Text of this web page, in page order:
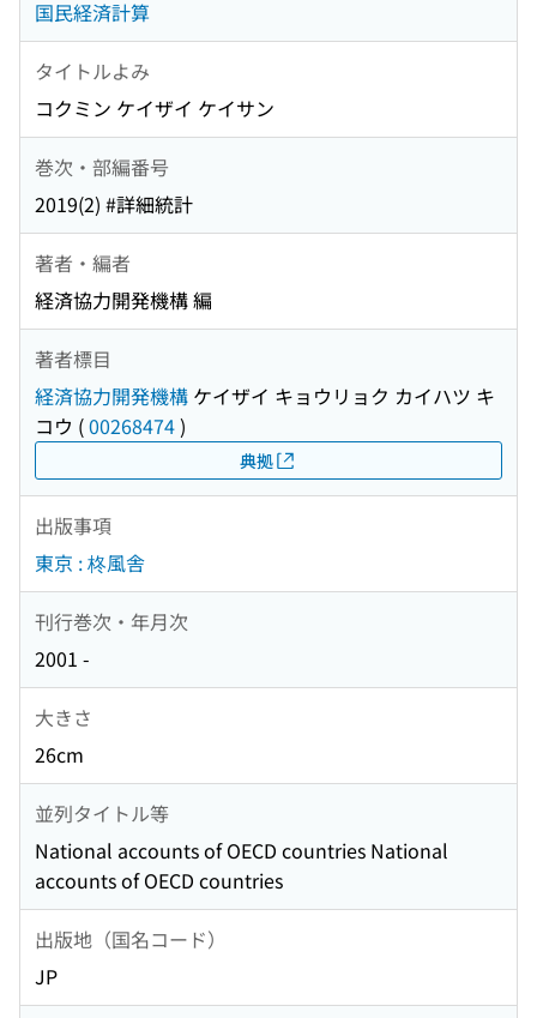
国民経済計算
タイトルよみ
コクミン ケイザイ ケイサン
巻次・部編番号
2019(2) #詳細統計
著者・編者
経済協力開発機構 編
著者標目
経済協力開発機構 ケイザイ キョウリョク カイハツ キ
コウ (00268474)
典拠
出版事項
東京 : 柊風舎
刊行巻次・年月次
2001 -
大きさ
26cm
並列タイトル等
National accounts of OECD countries National
accounts of OECD countries
出版地（国名コード）
JP